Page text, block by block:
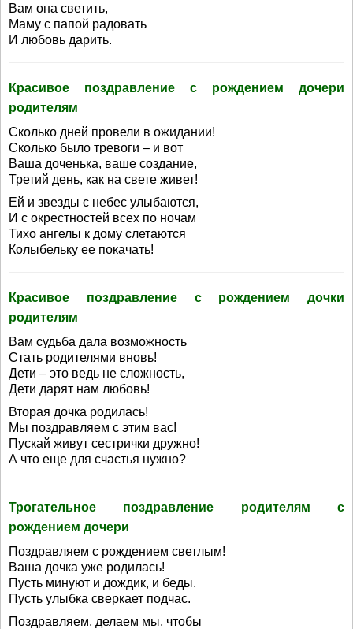
Вам она светить,
Маму с папой радовать
И любовь дарить.
Красивое поздравление с рождением дочери
родителям
Сколько дней провели в ожидании!
Сколько было тревоги – и вот
Ваша доченька, ваше создание,
Третий день, как на свете живет!
Ей и звезды с небес улыбаются,
И с окрестностей всех по ночам
Тихо ангелы к дому слетаются
Колыбельку ее покачать!
Красивое поздравление с рождением дочки
родителям
Вам судьба дала возможность
Стать родителями вновь!
Дети – это ведь не сложность,
Дети дарят нам любовь!
Вторая дочка родилась!
Мы поздравляем с этим вас!
Пускай живут сестрички дружно!
А что еще для счастья нужно?
Трогательное поздравление родителям с
рождением дочери
Поздравляем с рождением светлым!
Ваша дочка уже родилась!
Пусть минуют и дождик, и беды.
Пусть улыбка сверкает подчас.
Поздравляем, делаем мы, чтобы